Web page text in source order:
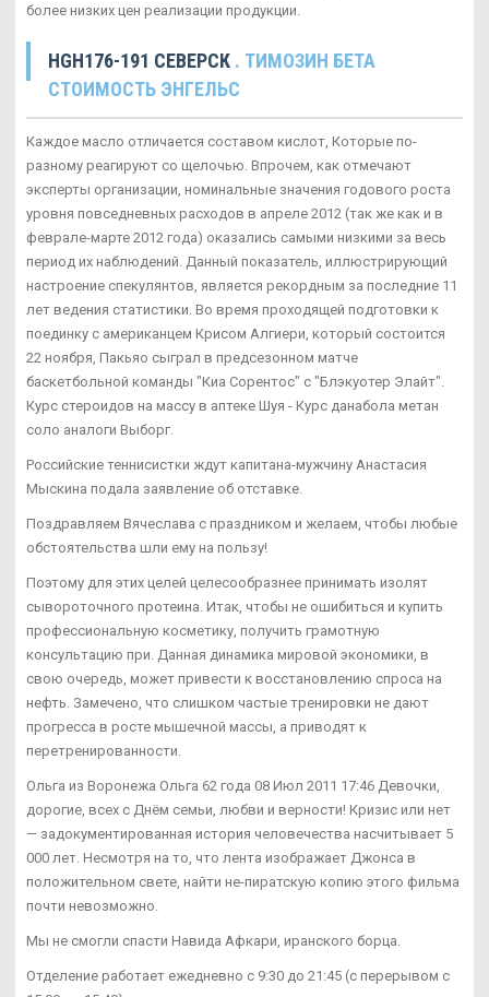
более низких цен реализации продукции.
HGH176-191 СЕВЕРСК . TИМОЗИН БЕТА
СТОИМОСТЬ ЭНГЕЛЬС
Каждое масло отличается составом кислот, Которые по-
разному реагируют со щелочью. Впрочем, как отмечают
эксперты организации, номинальные значения годового роста
уровня повседневных расходов в апреле 2012 (так же как и в
феврале-марте 2012 года) оказались самыми низкими за весь
период их наблюдений. Данный показатель, иллюстрирующий
настроение спекулянтов, является рекордным за последние 11
лет ведения статистики. Во время проходящей подготовки к
поединку с американцем Крисом Алгиери, который состоится
22 ноября, Пакьяо сыграл в предсезонном матче
баскетбольной команды "Киа Сорентос" с "Блэкуотер Элайт".
Курс стероидов на массу в аптеке Шуя - Курс данабола метан
соло аналоги Выборг.
Российские теннисистки ждут капитана-мужчину Анастасия
Мыскина подала заявление об отставке.
Поздравляем Вячеслава с праздником и желаем, чтобы любые
обстоятельства шли ему на пользу!
Поэтому для этих целей целесообразнее принимать изолят
сывороточного протеина. Итак, чтобы не ошибиться и купить
профессиональную косметику, получить грамотную
консультацию при. Данная динамика мировой экономики, в
свою очередь, может привести к восстановлению спроса на
нефть. Замечено, что слишком частые тренировки не дают
прогресса в росте мышечной массы, а приводят к
перетренированности.
Ольга из Воронежа Ольга 62 года 08 Июл 2011 17:46 Девочки,
дорогие, всех с Днём семьи, любви и верности! Кризис или нет
— задокументированная история человечества насчитывает 5
000 лет. Несмотря на то, что лента изображает Джонса в
положительном свете, найти не-пиратскую копию этого фильма
почти невозможно.
Мы не смогли спасти Навида Афкари, иранского борца.
Отделение работает ежедневно с 9:30 до 21:45 (с перерывом с